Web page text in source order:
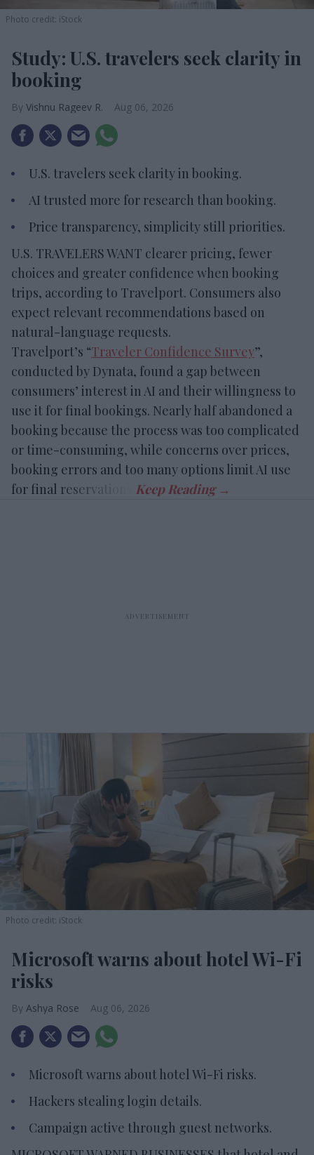
Photo credit: iStock
Study: U.S. travelers seek clarity in
booking
Vishnu Rageev R. Aug 06, 2026
U.S. travelers seek clarity in booking.
AI trusted more for research than booking.
Price transparency, simplicity still priorities.
U.S. TRAVELERS WANT clearer pricing, fewer
choices and greater confidence when booking
trips, according to Travelport. Consumers also
expect relevant recommendations based on
natural-language requests.
Travelport’s “Traveler Confidence Survey”,
conducted by Dynata, found a gap between
consumers’ interest in AI and their willingness to
use it for final bookings. Nearly half abandoned a
booking because the process was too complicated
or time-consuming, while concerns over prices,
booking errors and too many options limit AI use
for final reservations.
Photo credit: iStock
Microsoft warns about hotel Wi-Fi
risks
Ashya Rose Aug 06, 2026
Microsoft warns about hotel Wi-Fi risks.
Hackers stealing login details.
Campaign active through guest networks.